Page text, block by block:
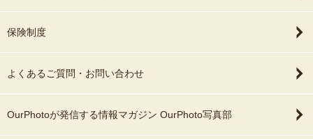
保険制度
よくあるご質問・お問い合わせ
OurPhotoが発信する情報マガジン OurPhoto写真部